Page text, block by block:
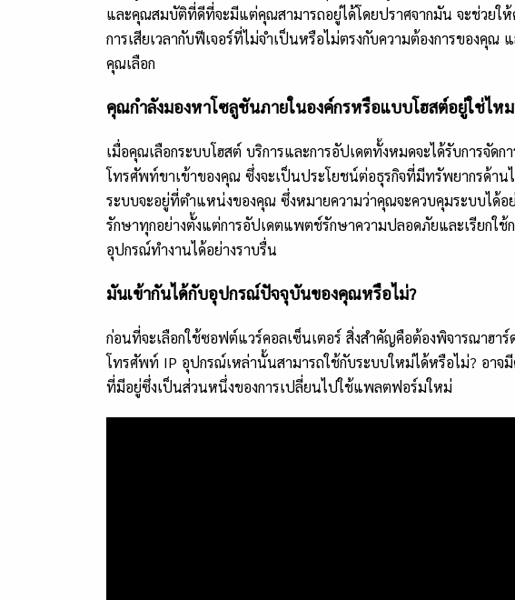
และคุณสมบัติที่ดีที่จะมีแต่คุณสามารถอยู่ได้โดยปราศจากมัน จะช่วยใ
การเสียเวลากับฟีเจอร์ที่ไม่จำเป็นหรือไม่ตรงกับความต้องการของคุณ
คุณเลือก
คุณกำลังมองหาโซลูชันภายในองค์กรหรือแบบโฮสต์อยู่ใช่ไห
เมื่อคุณเลือกระบบโฮสต์ บริการและการอัปเดตทั้งหมดจะได้รับการจัดก
โทรศัพท์ขาเข้าของคุณ ซึ่งจะเป็นประโยชน์ต่อธุรกิจที่มีทรัพยากรด้า
ระบบจะอยู่ที่ตำแหน่งของคุณ ซึ่งหมายความว่าคุณจะควบคุมระบบได้อ
รักษาทุกอย่างตั้งแต่การอัปเดตแพตช์รักษาความปลอดภัยและเรียกใช้
อุปกรณ์ทำงานได้อย่างราบรื่น
มันเข้ากันได้กับอุปกรณ์ปัจจุบันของคุณหรือไม่?
ก่อนที่จะเลือกใช้ซอฟต์แวร์คอลเซ็นเตอร์ สิ่งสำคัญคือต้องพิจารณาฮ
โทรศัพท์ IP อุปกรณ์เหล่านั้นสามารถใช้กับระบบใหม่ได้หรือไม่? อาจ
ที่มีอยู่ซึ่งเป็นส่วนหนึ่งของการเปลี่ยนไปใช้แพลตฟอร์มใหม่